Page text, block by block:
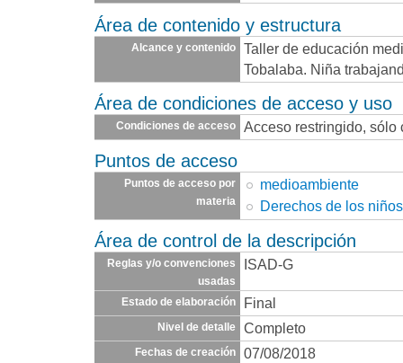
Área de contenido y estructura
Alcance y contenido
Taller de educación
Tobalaba. Niña
Área de condiciones de acceso y uso
Condiciones de acceso Acceso restringido,
Puntos de acceso
Puntos de acceso por
materia
medioambiente
Derechos de los niños
Área de control de la descripción
Reglas y/o convenciones
usadas
ISAD-G
Estado de elaboración Final
Nivel de detalle Completo
Fechas de creación
07/08/2018